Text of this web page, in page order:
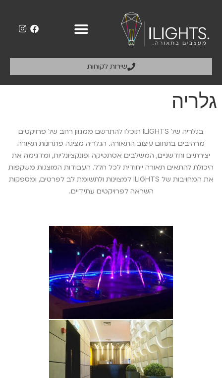
שירות לקוחות
גלריה
בגלריה של ILIGHTS תוכלו להתרשם ממגוון רחב של פרויקטים
מרהיבים בתחום עיצוב התאורה. הגלריה מציגה פתרונות תאורה
יצירתיים וחדשניים, המשלבים אסתטיקה ופונקציונליות, ומדגימה את
היכולת להתאים תאורה ייחודית לכל חלל. העבודות המוצגות משקפות
את המחויבות של ILIGHTS למצוינות ולתשומת לב לפרטים, ומספקות
השראה לפרויקטים עתידיים.